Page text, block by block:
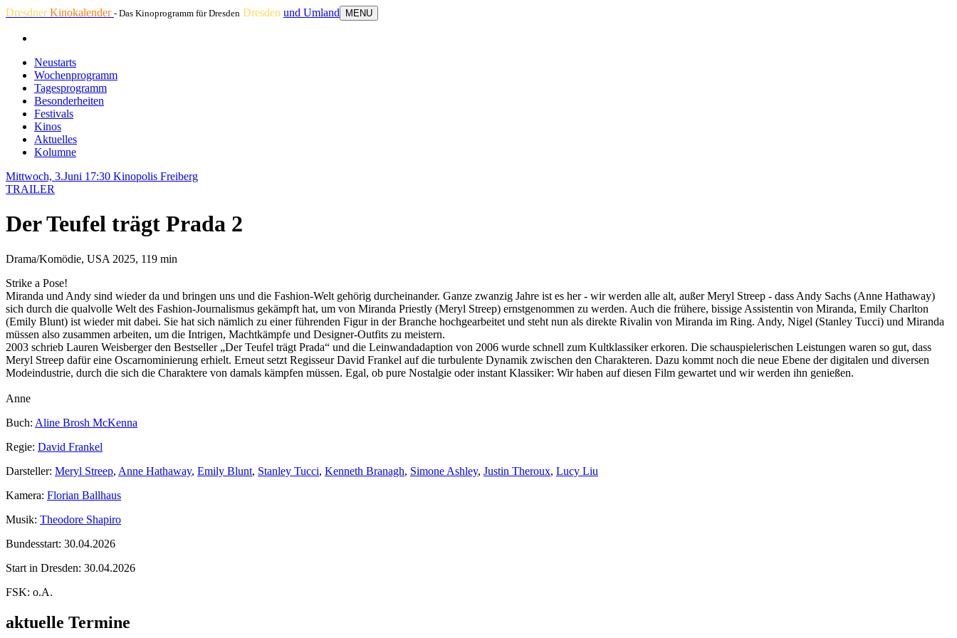
DresdnerKinokalender - Das Kinoprogramm für Dresden Dresden und Umland MENU
Neustarts
Wochenprogramm
Tagesprogramm
Besonderheiten
Festivals
Kinos
Aktuelles
Kolumne
Mittwoch, 3.Juni 17:30 Kinopolis Freiberg
TRAILER
Der Teufel trägt Prada 2
Drama/Komödie, USA 2025, 119 min
Strike a Pose!
Miranda und Andy sind wieder da und bringen uns und die Fashion-Welt gehörig durcheinander. Ganze zwanzig Jahre ist es her - wir werden alle alt, außer Meryl Streep - dass Andy Sachs (Anne Hathaway)
sich durch die qualvolle Welt des Fashion-Journalismus gekämpft hat, um von Miranda Priestly (Meryl Streep) ernstgenommen zu werden. Auch die frühere, bissige Assistentin von Miranda, Emily Charlton
(Emily Blunt) ist wieder mit dabei. Sie hat sich nämlich zu einer führenden Figur in der Branche hochgearbeitet und steht nun als direkte Rivalin von Miranda im Ring. Andy, Nigel (Stanley Tucci) und Miranda
müssen also zusammen arbeiten, um die Intrigen, Machtkämpfe und Designer-Outfits zu meistern.
2003 schrieb Lauren Weisberger den Bestseller „Der Teufel trägt Prada“ und die Leinwandadaption von 2006 wurde schnell zum Kultklassiker erkoren. Die schauspielerischen Leistungen waren so gut, dass
Meryl Streep dafür eine Oscarnominierung erhielt. Erneut setzt Regisseur David Frankel auf die turbulente Dynamik zwischen den Charakteren. Dazu kommt noch die neue Ebene der digitalen und diversen
Modeindustrie, durch die sich die Charaktere von damals kämpfen müssen. Egal, ob pure Nostalgie oder instant Klassiker: Wir haben auf diesen Film gewartet und wir werden ihn genießen.
Anne
Buch: Aline Brosh McKenna
Regie: David Frankel
Darsteller: Meryl Streep, Anne Hathaway, Emily Blunt, Stanley Tucci, Kenneth Branagh, Simone Ashley, Justin Theroux, Lucy Liu
Kamera: Florian Ballhaus
Musik: Theodore Shapiro
Bundesstart: 30.04.2026
Start in Dresden: 30.04.2026
FSK: o.A.
aktuelle Termine